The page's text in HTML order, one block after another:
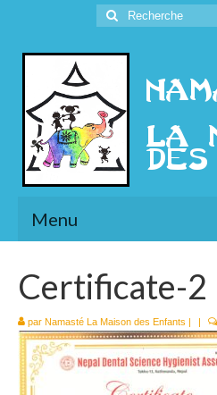
Rechercher
:
Menu
Présentation
l’Ethique
Historique
Certificate-2
par Namasté La Maison des Enfants | |